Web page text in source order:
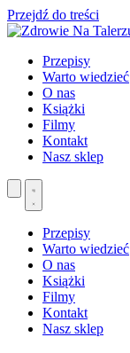
Przejdź do treści
Przepisy
Warto wiedzieć
O nas
Książki
Filmy
Kontakt
Nasz sklep
Przepisy
Warto wiedzieć
O nas
Książki
Filmy
Kontakt
Nasz sklep